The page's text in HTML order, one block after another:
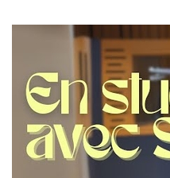
niçois, mêlant
des compositions...